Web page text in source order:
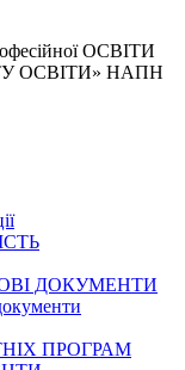
ОСВІТИ
ОСВІТИ» НАПН
ДОКУМЕНТИ
ПРОГРАМ